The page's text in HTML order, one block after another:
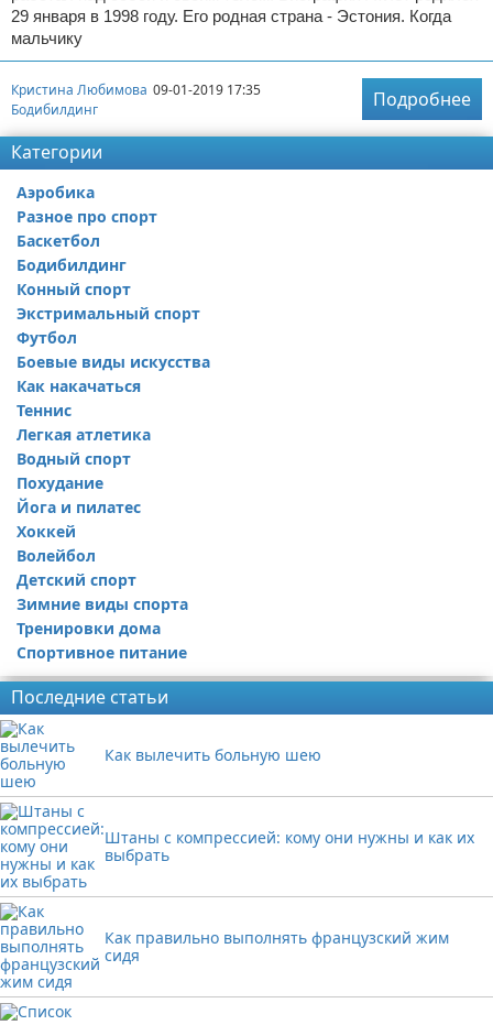
29 января в 1998 году. Его родная страна - Эстония. Когда
мальчику
Кристина Любимова 09-01-2019 17:35
Бодибилдинг
Подробнее
Категории
Аэробика
Разное про спорт
Баскетбол
Бодибилдинг
Конный спорт
Экстримальный спорт
Футбол
Боевые виды искусства
Как накачаться
Теннис
Легкая атлетика
Водный спорт
Похудание
Йога и пилатес
Хоккей
Волейбол
Детский спорт
Зимние виды спорта
Тренировки дома
Спортивное питание
Последние статьи
Как вылечить больную шею
Штаны с компрессией: кому они нужны и как их
выбрать
Как правильно выполнять французский жим
сидя